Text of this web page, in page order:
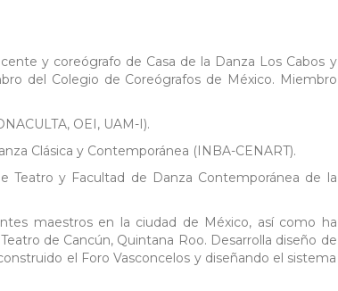
y coreógrafo de Casa de la Danza Los Cabos y
del Colegio de Coreógrafos de México. Miembro
OEI, UAM-I).
Clásica y Contemporánea (INBA-CENART).
Teatro y Facultad de Danza Contemporánea de la
maestros en la ciudad de México, así como ha
de Cancún, Quintana Roo. Desarrolla diseño de
el Foro Vasconcelos y diseñando el sistema